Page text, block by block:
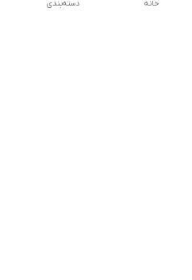
دسته‌بندی خانه